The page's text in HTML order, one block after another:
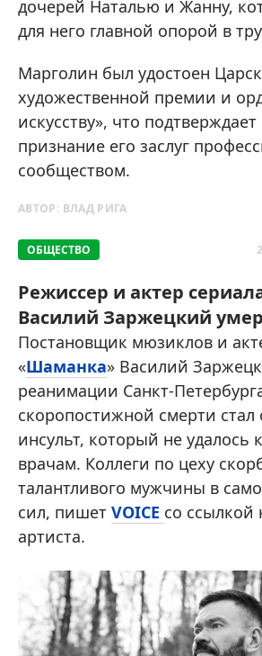
дочерей Наталью и Жанну,
для него главной опорой в
Марголин был удостоен
художественной премии и
искусству», что
признание его заслуг
сообществом.
АВТОР: ВЛАД РИГА
ОБЩЕСТВО
Режиссер и актер
Василий Заржецкий умер
Постановщик мюзиклов и
«Шаманка» Василий
реанимации Санкт-
скоропостижной смерти
инсульт, который не удалось
врачам. Коллеги по цеху
талантливого мужчины в
сил, пишет VOICE со ссылкой
артиста.